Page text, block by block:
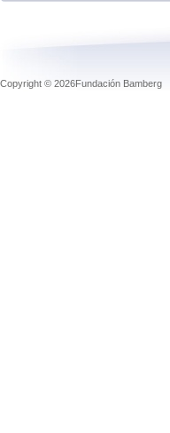
Copyright © 2026Fundación Bamberg